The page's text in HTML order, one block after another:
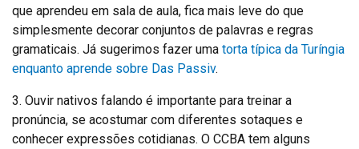
que aprendeu em sala de aula, fica mais leve do que
simplesmente decorar conjuntos de palavras e regras
gramaticais. Já sugerimos fazer uma torta típica da Turíngia
enquanto aprende sobre Das Passiv.
3. Ouvir nativos falando é importante para treinar a
pronúncia, se acostumar com diferentes sotaques e
conhecer expressões cotidianas. O CCBA tem alguns